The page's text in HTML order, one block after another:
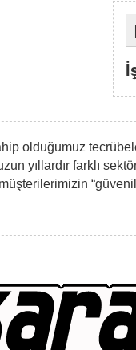
olduğumuz
yıllardır farklı